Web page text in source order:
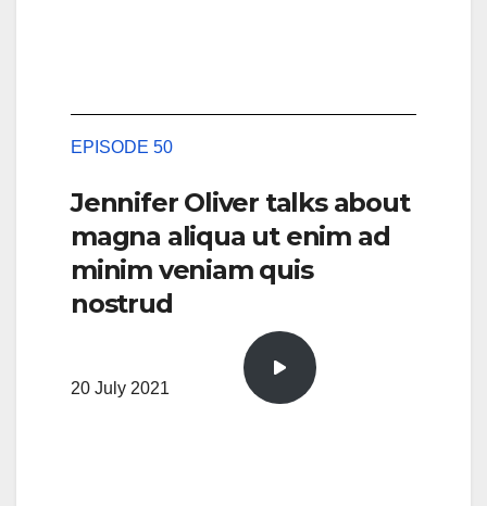
EPISODE 50
Jennifer Oliver talks about
magna aliqua ut enim ad
minim veniam quis
nostrud
20 July 2021